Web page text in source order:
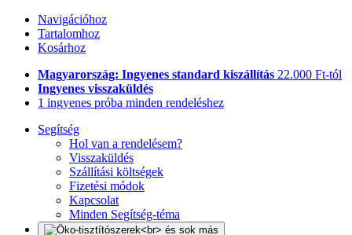
Navigációhoz
Tartalomhoz
Kosárhoz
Magyarország: Ingyenes standard kiszállítás 22.000 Ft-tól
Ingyenes visszaküldés
1 ingyenes próba minden rendeléshez
Segítség
Hol van a rendelésem?
Visszaküldés
Szállítási költségek
Fizetési módok
Kapcsolat
Minden Segítség-téma